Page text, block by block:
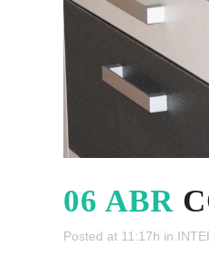
06 ABR
Posted at 11:17h in